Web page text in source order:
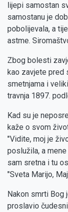
lijepi samostan
samostanu je
pobolijevala, a
astme.
Zbog bolesti
kao zavjete pred
smetnjama i
travnja 1897.
Kad su je
kaže o svom
"Vidite, moj je
poslužila, a
sam sretna i tu
"Sveta Marijo,
Nakon smrti Bog
proslavio